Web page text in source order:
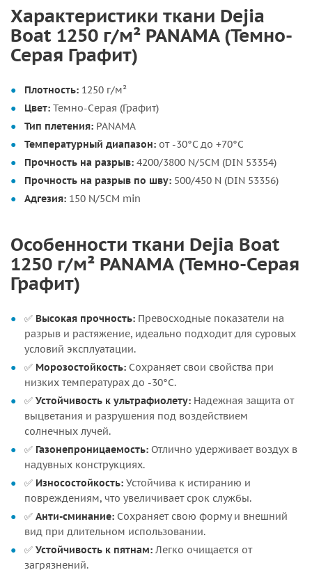
Характеристики ткани Dejia
Boat 1250 г/м² PANAMA (Темно-
Серая Графит)
Плотность: 1250 г/м²
Цвет: Темно-Серая (Графит)
Тип плетения: PANAMA
Температурный диапазон: от -30°C до +70°C
Прочность на разрыв: 4200/3800 N/5CM (DIN 53354)
Прочность на разрыв по шву: 500/450 N (DIN 53356)
Адгезия: 150 N/5CM min
Особенности ткани Dejia Boat
1250 г/м² PANAMA (Темно-Серая
Графит)
✅ Высокая прочность: Превосходные показатели на
разрыв и растяжение, идеально подходит для суровых
условий эксплуатации.
✅ Морозостойкость: Сохраняет свои свойства при
низких температурах до -30°C.
✅ Устойчивость к ультрафиолету: Надежная защита от
выцветания и разрушения под воздействием
солнечных лучей.
✅ Газонепроницаемость: Отлично удерживает воздух в
надувных конструкциях.
✅ Износостойкость: Устойчива к истиранию и
повреждениям, что увеличивает срок службы.
✅ Анти-сминание: Сохраняет свою форму и внешний
вид при длительном использовании.
✅ Устойчивость к пятнам: Легко очищается от
загрязнений.